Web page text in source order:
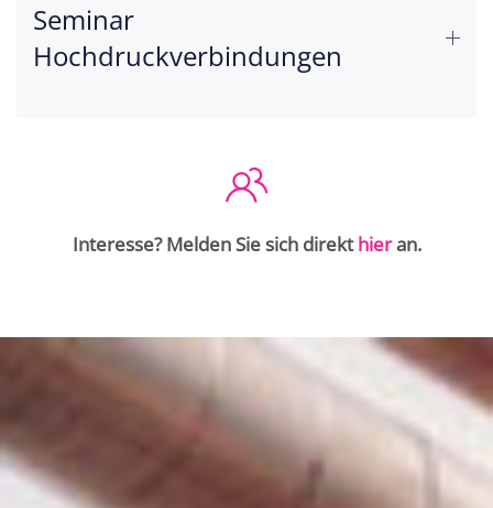
Seminar
Hochdruckverbindungen
Interesse? Melden Sie sich direkthieran.